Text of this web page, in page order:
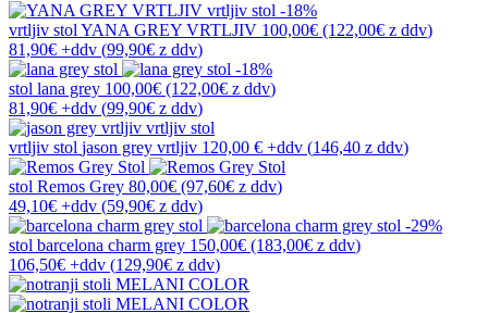
-18%
vrtljiv stolYANA GREY VRTLJIV 100,00€ (122,00€ z ddv)
81,90€ +ddv (99,90€ z ddv)
-18%
stol lana grey 100,00€ (122,00€ z ddv)
81,90€ +ddv (99,90€ z ddv)
vrtljiv stol jason grey vrtljiv 120,00 € +ddv (146,40 z ddv)
stol Remos Grey 80,00€ (97,60€ z ddv)
49,10€ +ddv (59,90€ z ddv)
-29%
stol barcelona charm grey 150,00€ (183,00€ z ddv)
106,50€ +ddv (129,90€ z ddv)